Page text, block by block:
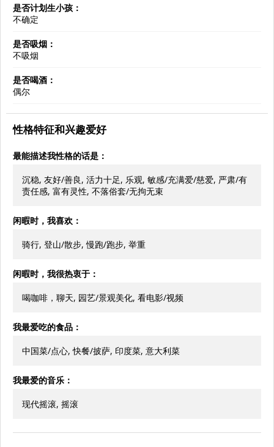
是否计划生小孩：
不确定
是否吸烟：
不吸烟
是否喝酒：
偶尔
性格特征和兴趣爱好
最能描述我性格的话是：
沉稳, 友好/善良, 活力十足, 乐观, 敏感/充满爱/慈爱, 严肃/有
责任感, 富有灵性, 不落俗套/无拘无束
闲暇时，我喜欢：
骑行, 登山/散步, 慢跑/跑步, 举重
闲暇时，我很热衷于：
喝咖啡，聊天, 园艺/景观美化, 看电影/视频
我最爱吃的食品：
中国菜/点心, 快餐/披萨, 印度菜, 意大利菜
我最爱的音乐：
现代摇滚, 摇滚